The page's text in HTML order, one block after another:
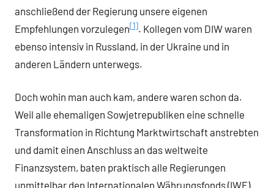
anschließend der Regierung unsere eigenen
Empfehlungen vorzulegen[1]. Kollegen vom DIW waren
ebenso intensiv in Russland, in der Ukraine und in
anderen Ländern unterwegs.
Doch wohin man auch kam, andere waren schon da.
Weil alle ehemaligen Sowjetrepubliken eine schnelle
Transformation in Richtung Marktwirtschaft anstrebten
und damit einen Anschluss an das weltweite
Finanzsystem, baten praktisch alle Regierungen
unmittelbar den Internationalen Währungsfonds (IWF)